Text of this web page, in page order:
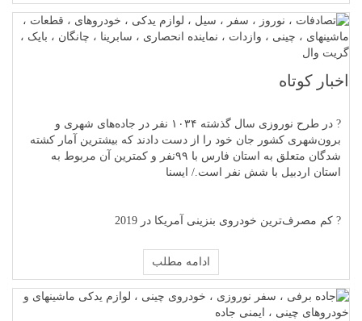
اخبار کوتاه
? در طرح نوروزی سال گذشته ۱۰۳۴ نفر در جاده‌های شهری و
برون‌شهری کشور جان خود را از دست دادند که بیشترین آمار کشته
شدگان متعلق به استان فارس با ۹۹نفر و کمترین آن مربوط به
استان اردبیل با شش نفر است./ ایسنا
? کم مصرف‌ترین خودروی بنزینی آمریکا در 2019
ادامه مطلب